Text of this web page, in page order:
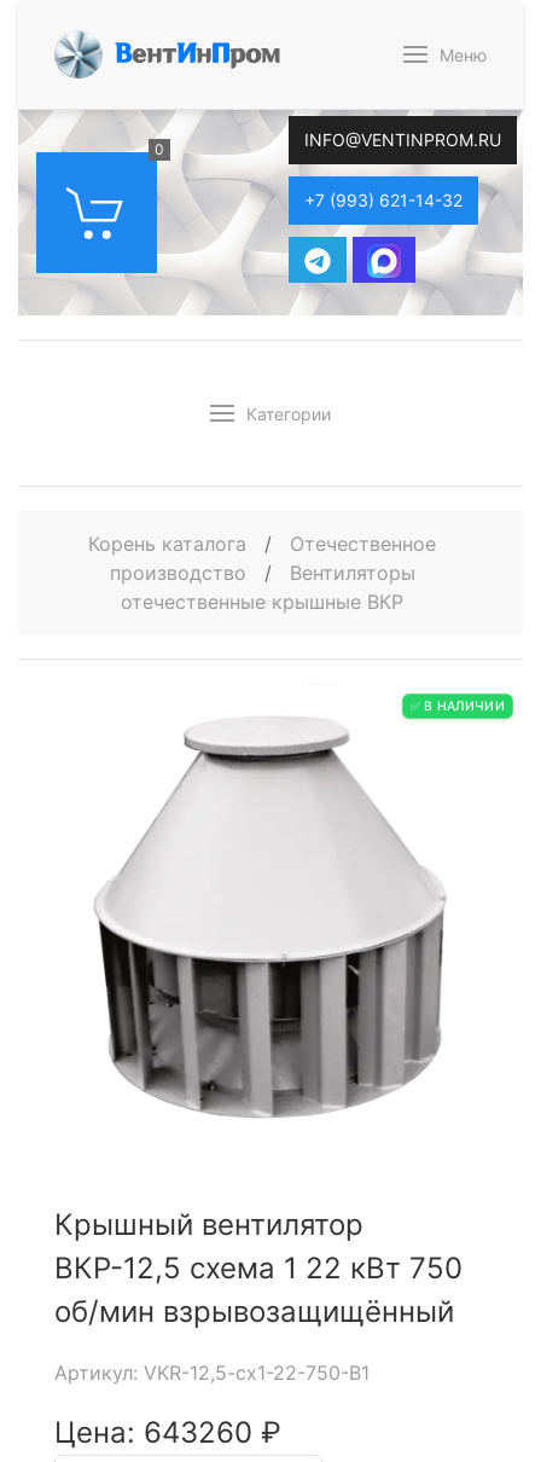
ВентИнПром Меню
0 INFO@VENTINPROM.RU
+7 (993) 621-14-32
Категории
Корень каталога /
Отечественное
производство
/
Вентиляторы
отечественные крышные ВКР
✅ В НАЛИЧИИ
Крышный вентилятор
ВКР-12,5 схема 1 22 кВт 750
об/мин взрывозащищённый
Артикул: VKR-12,5-cx1-22-750-B1
Цена: 643260 ₽